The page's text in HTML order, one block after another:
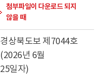
첨부파일이 다운로드 되지
않을 때
경상북도보 제7044호
(2026년 6월
25일자)